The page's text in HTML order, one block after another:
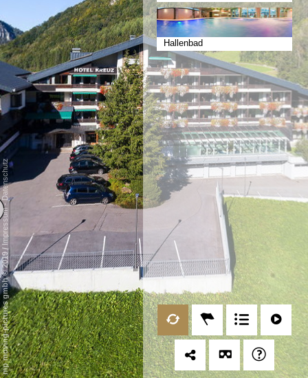
Dämmerung
Hallenbad
mp moving-pictures gmbh © 2019
/
Impressum
-
Datenschutz